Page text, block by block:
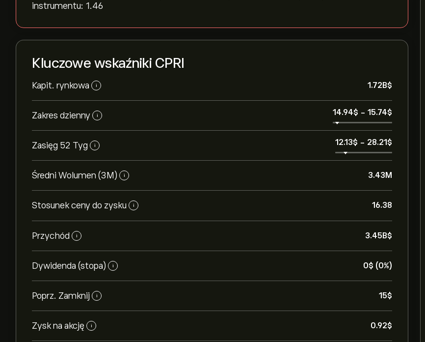
instrumentu: 1.46
Kluczowe wskaźniki CPRI
Kapit. rynkowa i 1.72B‎$‎
Zakres dzienny i 14.94‎$‎ - 15.74‎$‎
Zasięg 52 Tyg i 12.13‎$‎ - 28.21‎$‎
Średni Wolumen (3M) i 3.43M
Stosunek ceny do zysku i 16.38
Przychód i 3.45B‎$‎
Dywidenda (stopa) i 0‎$‎ (0%)
Poprz. Zamknij i 15‎$‎
Zysk na akcję i 0.92‎$‎